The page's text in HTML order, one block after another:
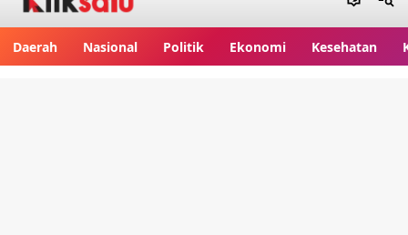
Daerah Nasional Politik Ekonomi Kesehatan